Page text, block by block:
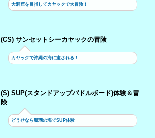
大洞窟を目指してカヤックで大冒険！
(CS) サンセットシーカヤックの冒険
カヤックで沖縄の海に癒される！
(S) SUP(スタンドアップパドルボード)体験＆冒
険
どうせなら珊瑚の海でSUP体験